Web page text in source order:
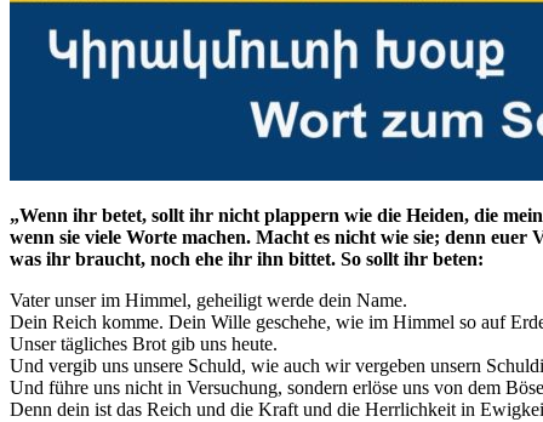
„Wenn ihr betet, sollt ihr nicht plappern wie die Heiden, die
wenn sie viele Worte machen. Macht es nicht wie sie; denn euer
was ihr braucht, noch ehe ihr ihn bittet. So sollt ihr beten:
Vater unser im Himmel, geheiligt werde dein Name.
Dein Reich komme. Dein Wille geschehe, wie im Himmel so auf
Unser tägliches Brot gib uns heute.
Und vergib uns unsere Schuld, wie auch wir vergeben unsern
Und führe uns nicht in Versuchung, sondern erlöse uns von dem
Denn dein ist das Reich und die Kraft und die Herrlichkeit in